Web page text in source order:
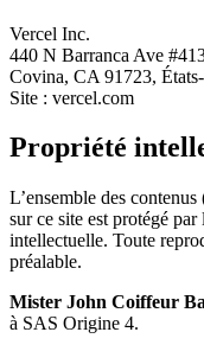
Vercel Inc.
440 N Barranca Ave
Covina, CA 91723,
Site : vercel.com
Propriété
L’ensemble des
sur ce site est protégé
intellectuelle. Toute
préalable.
Mister John Coiffeur
à SAS Origine 4.